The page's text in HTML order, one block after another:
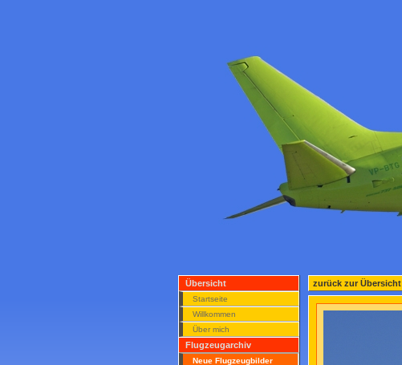
Übersicht
Startseite
Willkommen
Über mich
Flugzeugarchiv
Neue Flugzeugbilder
zurück zur Übersicht